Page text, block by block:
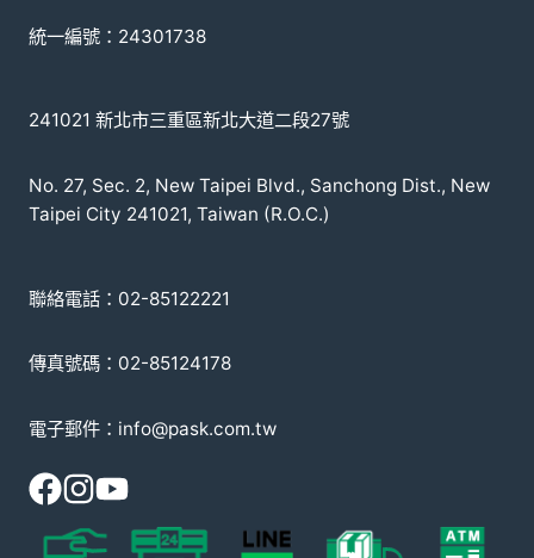
統一編號：24301738
241021 新北市三重區新北大道二段27號
No. 27, Sec. 2, New Taipei Blvd., Sanchong Dist., New
Taipei City 241021, Taiwan (R.O.C.)
聯絡電話：02-85122221
傳真號碼：02-85124178
電子郵件：info@pask.com.tw